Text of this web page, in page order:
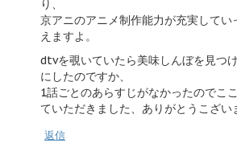
り、
京アニのアニメ制作能力が充実してい
えますよ。
dtvを覗いていたら美味しんぼを見つ
にしたのですか、
1話ごとのあらすじがなかったのでこ
ていただきました、ありがとうこざい
返信